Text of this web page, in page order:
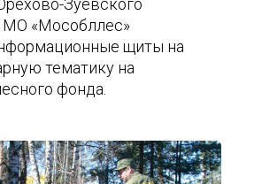
Зуевского
МО «Мособллес»
щиты на
тематику на
фонда.